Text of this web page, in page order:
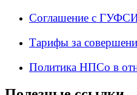
Соглашение с
Тарифы за
Политика НПСо в